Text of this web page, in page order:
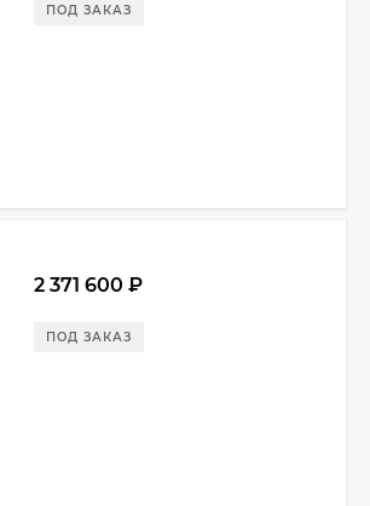
ПОД ЗАКАЗ
2 371 600 ₽
ПОД ЗАКАЗ